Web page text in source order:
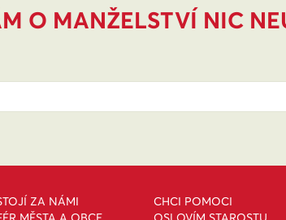
O MANŽELSTVÍ NIC
ZA NÁMI
CHCI POMOCI